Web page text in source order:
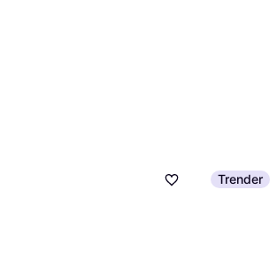
Trender